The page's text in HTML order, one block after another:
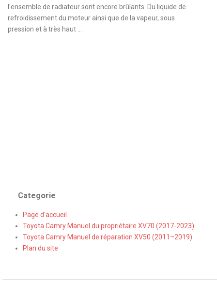
l'ensemble de radiateur sont encore brûlants. Du liquide de
refroidissement du moteur ainsi que de la vapeur, sous
pression et à très haut ...
Categorie
Page d'accueil
Toyota Camry Manuel du propriétaire XV70 (2017-2023)
Toyota Camry Manuel de réparation XV50 (2011–2019)
Plan du site